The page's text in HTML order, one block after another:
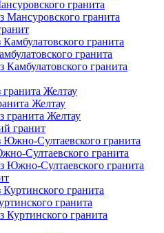
гранита
Мансуровского гранита
гранита
гранита
Камбулатовского гранита
Желтау
Желтау
гранита Желтау
гранит
Султаевского гранита
Султаевского гранита
Южно-Султаевского гранита
гранита
гранита
Куртинского гранита